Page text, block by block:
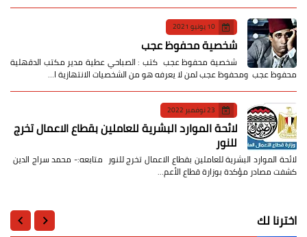
10 يونيو 2021
شخصية محفوظ عجب
شخصية محفوظ عجب كتب : الصباحي عطية مدير مكتب الدقهلية
محفوظ عجب ومحفوظ عجب لمن لا يعرفه هو من الشخصيات الانتهازية ا…
23 نوفمبر 2022
لائحة الموارد البشرية للعاملين بقطاع الاعمال تخرج
للنور
لائحة الموارد البشرية للعاملين بقطاع الاعمال تخرج للنور متابعه:- محمد سراج الدين
كشفت مصادر مؤكدة بوزارة قطاع الأعم…
اخترنا لك